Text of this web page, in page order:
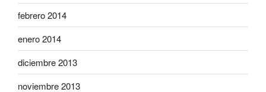
febrero 2014
enero 2014
diciembre 2013
noviembre 2013